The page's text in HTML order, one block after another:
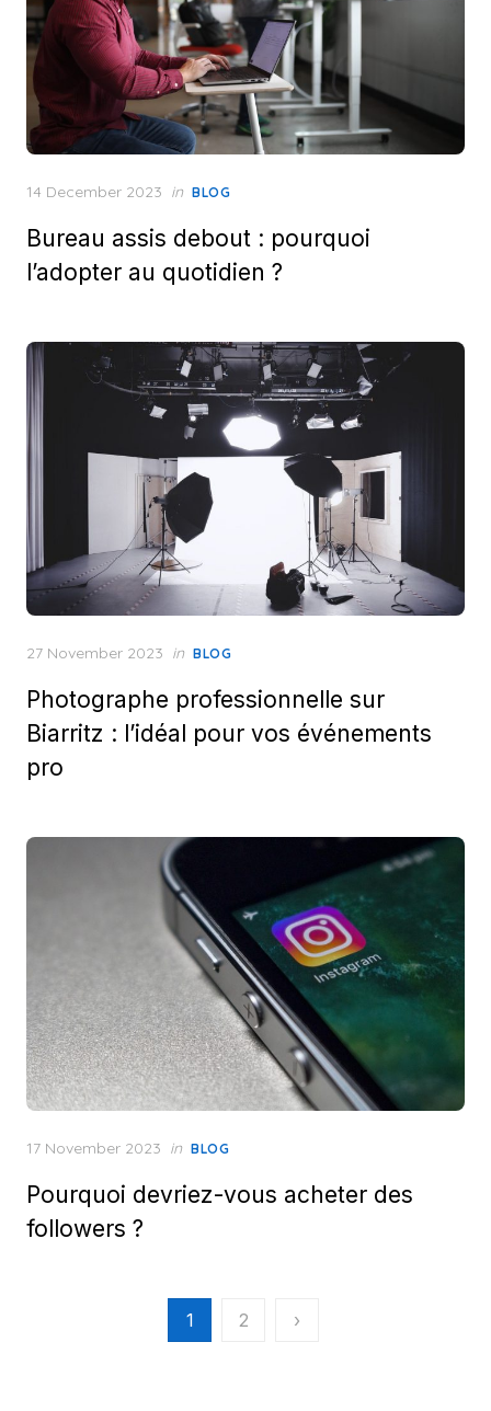
Posted
14 December 2023 in BLOG
Bureau assis debout : pourquoi
l’adopter au quotidien ?
Posted
27 November 2023 in BLOG
Photographe professionnelle sur
Biarritz : l’idéal pour vos événements
pro
Posted
17 November 2023 in BLOG
Pourquoi devriez-vous acheter des
followers ?
1 2 ›